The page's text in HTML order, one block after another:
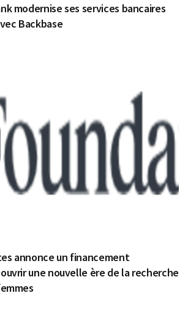
modernise ses services bancaires
Backbase
annonce un financement
une nouvelle ère de la recherche